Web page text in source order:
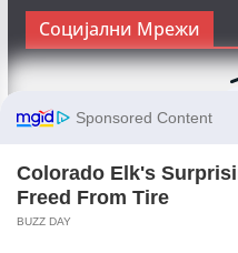
Социјални Мрежи
Следете нè на Фејсбук